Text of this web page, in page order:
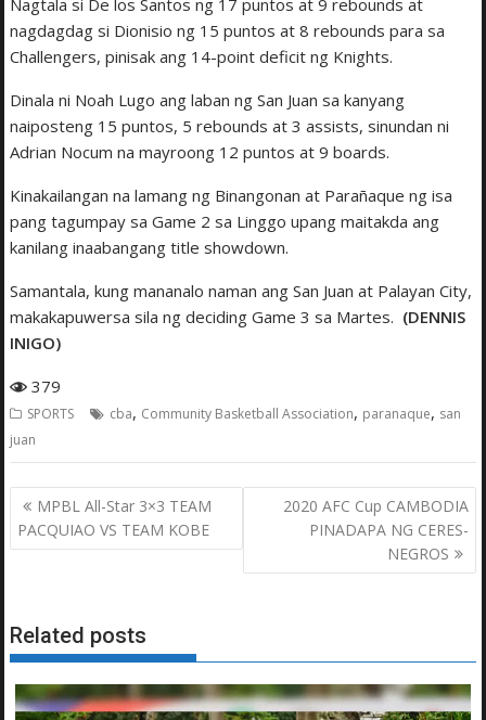
nagdagdag si Dionisio ng 15 puntos at 8 rebounds para sa
Challengers, pinisak ang 14-point deficit ng Knights.
Dinala ni Noah Lugo ang laban ng San Juan sa kanyang
naiposteng 15 puntos, 5 rebounds at 3 assists, sinundan ni
Adrian Nocum na mayroong 12 puntos at 9 boards.
Kinakailangan na lamang ng Binangonan at Parañaque ng isa
pang tagumpay sa Game 2 sa Linggo upang maitakda ang
kanilang inaabangang title showdown.
Samantala, kung mananalo naman ang San Juan at Palayan City,
makakapuwersa sila ng deciding Game 3 sa Martes. (DENNIS
INIGO)
379
SPORTS cba, Community Basketball Association, paranaque, san
juan
Post
navigation
MPBL All-Star 3×3 TEAM
PACQUIAO VS TEAM KOBE
2020 AFC Cup CAMBODIA
PINADAPA NG CERES-
NEGROS
Related posts